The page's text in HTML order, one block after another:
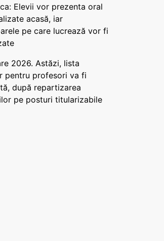
Elevii vor prezenta oral
acasă, iar
pe care lucrează vor fi
2026. Astăzi, lista
pentru profesori va fi
după repartizarea
pe posturi titularizabile